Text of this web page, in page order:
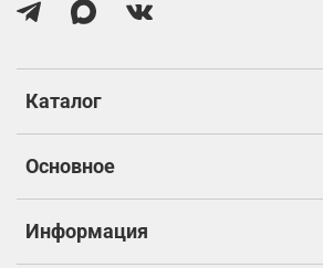
Каталог
Основное
Информация